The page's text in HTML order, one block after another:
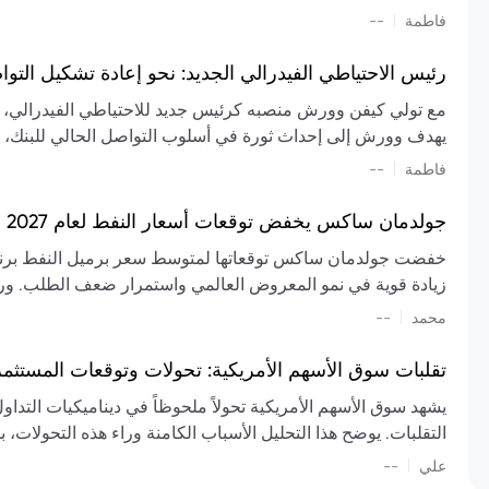
تشكيل تقييم الصناعة، مع توقعات بارتفاع مستمر في الأسعار
فاطمة --
رئيس الاحتياطي الفيدرالي الجديد: نحو إعادة تشكيل
مع تولي كيفن وورش منصبه كرئيس جديد للاحتياطي الفيدرالي،
يهدف وورش إلى إحداث ثورة في أسلوب التواصل الحالي للبنك،
السياسة ويمنح البنك المركزي دوراً مبالغاً فيه. يسعى إلى
فاطمة --
جولدمان ساكس يخفض توقعات أسعار النفط لعام 2027 وسط تغيرات في العرض والطلب
زيادة قوية في نمو المعروض العالمي واستمرار ضعف الطلب.
العالمية في الربع الثاني
سابقًا. من المتوقع عودة صادرات دول الخليج إلى طبيعتها
عدم اليقين الجيوسياسي يمكن أن يؤدي إلى تقلبات سعرية
استمرار الاضطرابات، وسيناريوهات لانخفاض الأسعار في
إضافي.
محمد --
تقلبات سوق الأسهم الأمريكية: تحولات وتوقعات
يشهد سوق الأسهم الأمريكية تحولاً ملحوظاً في ديناميكيات
التقلبات. يوضح هذا التحليل الأسباب الكامنة وراء هذه
علي --